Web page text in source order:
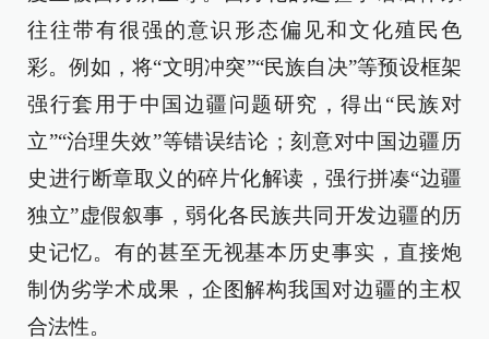
往往带有很强的意识形态偏见和文化殖民色
彩。例如，将“文明冲突”“民族自决”等预设框架
强行套用于中国边疆问题研究，得出“民族对
立”“治理失效”等错误结论；刻意对中国边疆历
史进行断章取义的碎片化解读，强行拼凑“边疆
独立”虚假叙事，弱化各民族共同开发边疆的历
史记忆。有的甚至无视基本历史事实，直接炮
制伪劣学术成果，企图解构我国对边疆的主权
合法性。